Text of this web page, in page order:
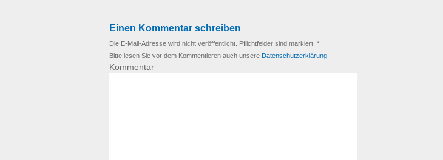
Einen Kommentar schreiben
Die E-Mail-Adresse wird nicht veröffentlicht. Pflichtfelder sind markiert. *
Bitte lesen Sie vor dem Kommentieren auch unsere Datenschutzerklärung.
Kommentar